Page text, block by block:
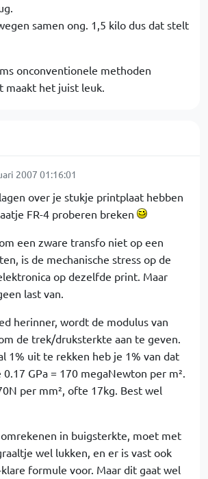
samen ong. 1,5 kilo dus dat stelt
onconventionele methoden
maakt het juist leuk.
2007 01:16:01
over je stukje printplaat hebben
FR-4 proberen breken
een zware transfo niet op een
is de mechanische stress op de
op dezelfde print. Maar
last van.
herinner, wordt de modulus van
de trek/druksterkte aan te geven.
1% uit te rekken heb je 1% van dat
GPa = 170 megaNewton per m².
per mm², ofte 17kg. Best wel
in buigsterkte, moet met
wel lukken, en er is vast ook
formule voor. Maar dit gaat wel